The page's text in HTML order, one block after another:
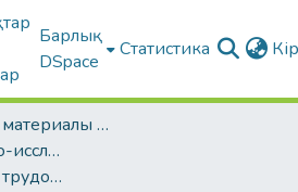
Барлық
DSpace
Статистика
Сборники и материалы конференций
Материалы научно-исследовательской работы студентов
Сборник научных трудов студентов КГПИ